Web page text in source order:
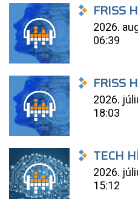
FRISS
2026.
06:39
FRISS
2026.
18:03
TECH
2026.
15:12